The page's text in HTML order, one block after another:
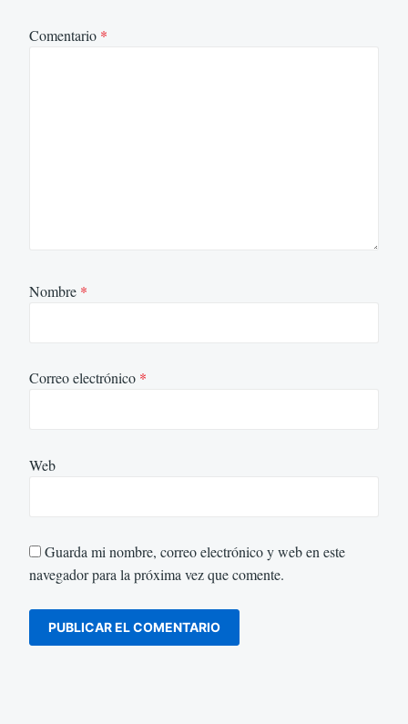
Comentario *
Nombre *
Correo electrónico *
Web
Guarda mi nombre, correo electrónico y web en este
navegador para la próxima vez que comente.